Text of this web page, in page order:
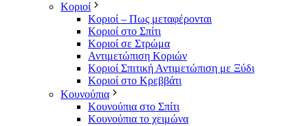
Κοριοί
Κοριοί – Πως μεταφέρονται
Κοριοί στο Σπίτι
Κοριοί σε Στρώμα
Αντιμετώπιση Κοριών
Κοριοί Σπιτική Αντιμετώπιση με Ξύδι
Κοριοί στο Κρεββάτι
Κουνούπια
Κουνούπια στο Σπίτι
Κουνούπια το χειμώνα